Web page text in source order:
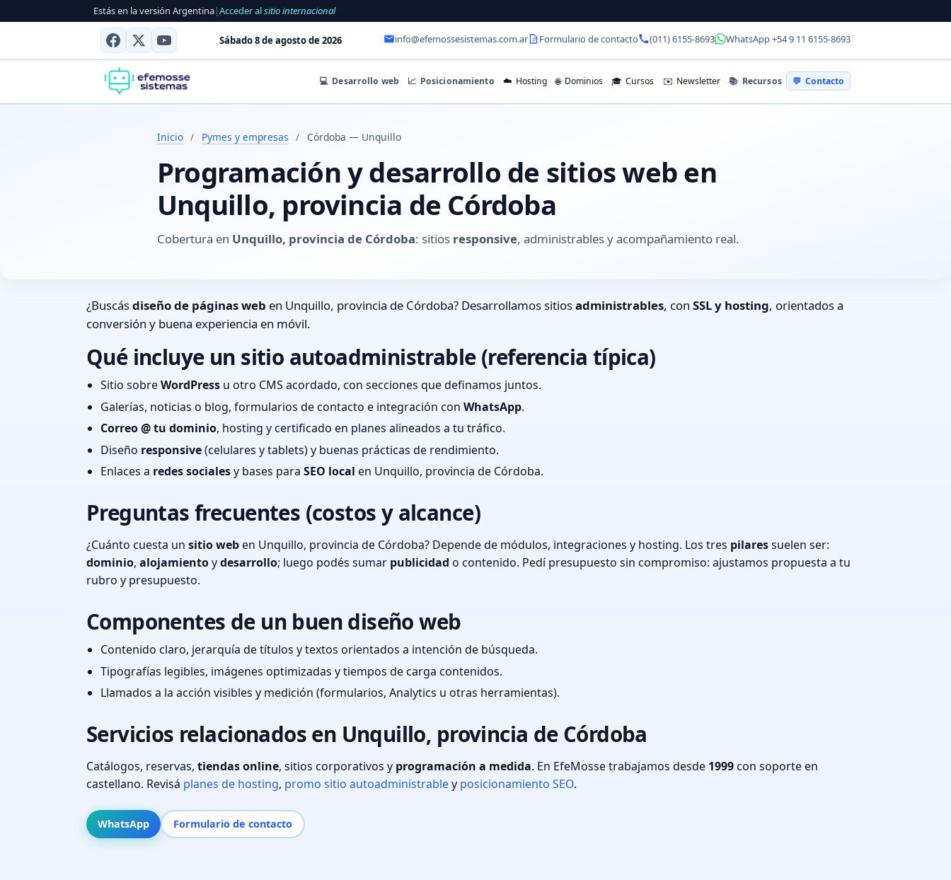
Estás en la versión Argentina|Acceder alsitio internacional
Sábado 8 de agosto de 2026 info@efemossesistemas.com.ar Formulario de contacto (011) 6155-8693 WhatsApp +54 9 11 6155-8693
💻 Desarrollo web 📈 Posicionamiento ☁️ Hosting 🌐 Dominios 🎓 Cursos ✉️ Newsletter 📚 Recursos 💬 Contacto
Inicio / Pymes y empresas / Córdoba — Unquillo
Programación y desarrollo de sitios web en
Unquillo, provincia de Córdoba
Cobertura en Unquillo, provincia de Córdoba: sitios responsive, administrables y acompañamiento real.
¿Buscásdiseño de páginas web en Unquillo, provincia de Córdoba? Desarrollamos sitiosadministrables, con SSL y hosting, orientados a
conversión y buena experiencia en móvil.
Qué incluye un sitio autoadministrable (referencia típica)
Sitio sobreWordPress u otro CMS acordado, con secciones que definamos juntos.
Galerías, noticias o blog, formularios de contacto e integración con WhatsApp.
Correo @ tu dominio, hosting y certificado en planes alineados a tu tráfico.
Diseño responsive(celulares y tablets) y buenas prácticas de rendimiento.
Enlaces a redes socialesy bases para SEO local en Unquillo, provincia de Córdoba.
Preguntas frecuentes (costos y alcance)
¿Cuánto cuesta un sitio weben Unquillo, provincia de Córdoba? Depende de módulos, integraciones y hosting. Los tres pilaressuelen ser:
dominio, alojamientoydesarrollo; luego podés sumar publicidad o contenido. Pedí presupuesto sin compromiso: ajustamos propuesta a tu
rubro y presupuesto.
Componentes de un buen diseño web
Contenido claro, jerarquía de títulos y textos orientados a intención de búsqueda.
Tipografías legibles, imágenes optimizadas y tiempos de carga contenidos.
Llamados a la acción visibles y medición (formularios, Analytics u otras herramientas).
Servicios relacionados en Unquillo, provincia de Córdoba
Catálogos, reservas, tiendas online, sitios corporativos y programación a medida. En EfeMosse trabajamos desde 1999con soporte en
castellano. Revisá planes de hosting, promo sitio autoadministrabley posicionamiento SEO.
WhatsApp Formulario de contacto